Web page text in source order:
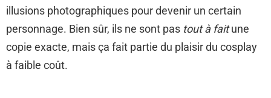
illusions photographiques pour devenir un certain
personnage. Bien sûr, ils ne sont pas tout à faitune
copie exacte, mais ça fait partie du plaisir du cosplay
à faible coût.